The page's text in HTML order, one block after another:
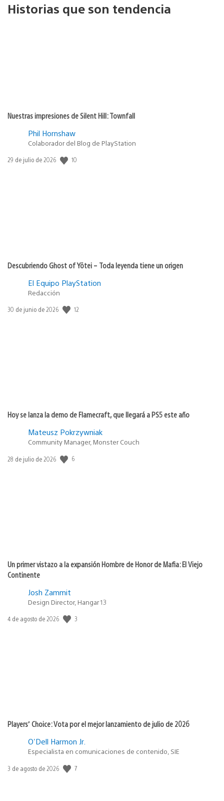
Historias que son tendencia
Nuestras impresiones de Silent Hill: Townfall
Phil Hornshaw
Colaborador del Blog de PlayStation
Fecha
29 de julio de 2026 10
Descubriendo Ghost of Yōtei – Toda leyenda tiene un origen
El Equipo PlayStation
Redacción
Fecha
30 de junio de 2026 12
Hoy se lanza la demo de Flamecraft, que llegará a PS5 este año
Mateusz Pokrzywniak
Community Manager, Monster Couch
Fecha
28 de julio de 2026 6
Un primer vistazo a la expansión Hombre de Honor de Mafia: El Viejo
Continente
Josh Zammit
Design Director, Hangar 13
Fecha
4 de agosto de 2026 3
Players’ Choice: Vota por el mejor lanzamiento de julio de 2026
O'Dell Harmon Jr.
Especialista en comunicaciones de contenido, SIE
Fecha
3 de agosto de 2026 7